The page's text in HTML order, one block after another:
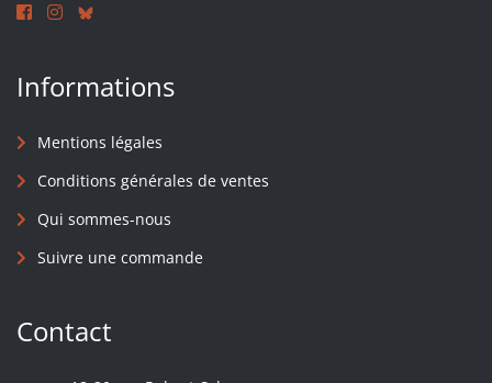
Informations
Mentions légales
Conditions générales de ventes
Qui sommes-nous
Suivre une commande
Contact